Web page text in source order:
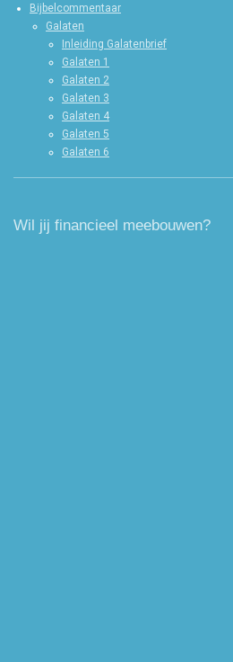
Bijbelcommentaar
Galaten
Inleiding Galatenbrief
Galaten 1
Galaten 2
Galaten 3
Galaten 4
Galaten 5
Galaten 6
Wil jij financieel meebouwen?